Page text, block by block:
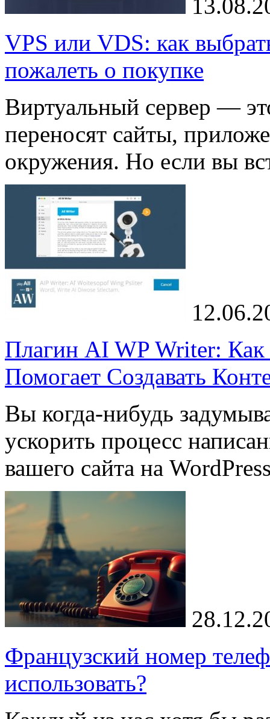
VPS или VDS: как
пожалеть о покупке
Виртуальный сервер —
переносят сайты,
окружения. Но если вы
Плагин AI WP Writer: Как
Помогает Создавать
Вы когда-нибудь
ускорить процесс
вашего сайта на
Французский номер
использовать?